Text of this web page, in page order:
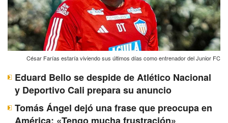
César Farías estaría viviendo sus últimos días como entrenador del Junior FC
Eduard Bello se despide de Atlético Nacional
y Deportivo Cali prepara su anuncio
Tomás Ángel dejó una frase que preocupa en